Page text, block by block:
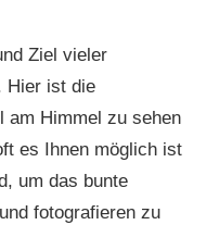
Ziel vieler
Hier ist die
am Himmel zu sehen
es Ihnen möglich ist
um das bunte
fotografieren zu